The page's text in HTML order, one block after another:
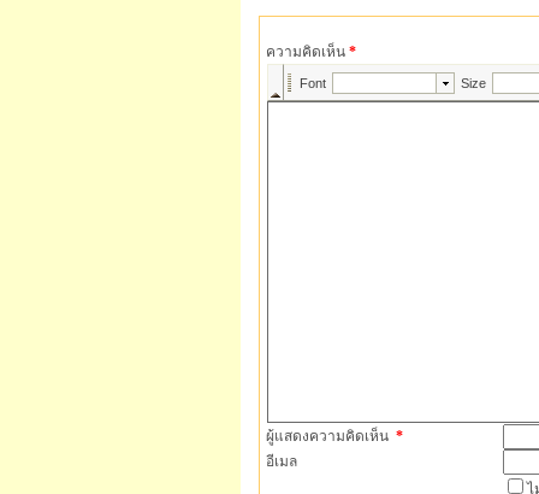
ความคิดเห็น *
ผู้แสดงความคิดเห็น *
อีเมล
ไ